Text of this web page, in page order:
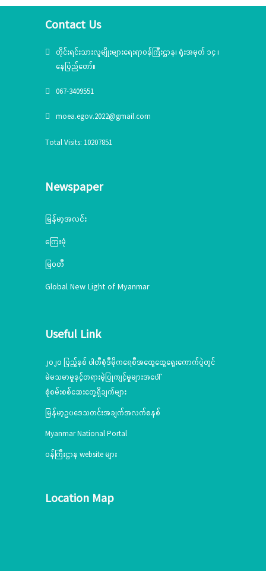
Contact Us
တိုင်းရင်းသားလူမျိုးများရေးရာဝန်ကြီးဌာန၊ ရုံးအမှတ် ၁၄ ၊
နေပြည်တော်။
067-3409551
moea.egov.2022@gmail.com
Total Visits: 10207851
Newspaper
မြန်မာ့အလင်း
ကြေးမုံ
မြဝတီ
Global New Light of Myanmar
Useful Link
၂၀၂၀ ပြည့်နှစ် ပါတီစုံဒီမိုကရေစီအထွေထွေရွေးကောက်ပွဲတွင်
မဲမသမာမှုနှင့်တရားမဲ့ပြုကျင့်မှုများအပေါ်
စုံစမ်းစစ်ဆေးတွေ့ရှိချက်များ
မြန်မာ့ဥပဒေသတင်းအချက်အလက်စနစ်
Myanmar National Portal
ဝန်ကြီးဌာန website များ
Location Map